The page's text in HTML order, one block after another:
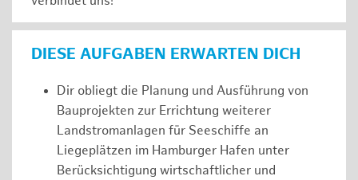
DIESE AUFGABEN ERWARTEN DICH
Dir obliegt die Planung und Ausführung von
Bauprojekten zur Errichtung weiterer
Landstromanlagen für Seeschiffe an
Liegeplätzen im Hamburger Hafen unter
Berücksichtigung wirtschaftlicher und